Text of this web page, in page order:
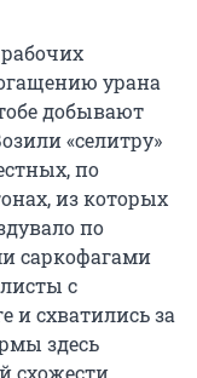
урана
добывают
«селитру»
по
из которых
по
саркофагами
с
и схватились за
здесь
схожести.